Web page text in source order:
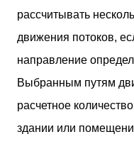
рассчитывать
движения потоков,
направление
Выбранным путям
расчетное
здании или